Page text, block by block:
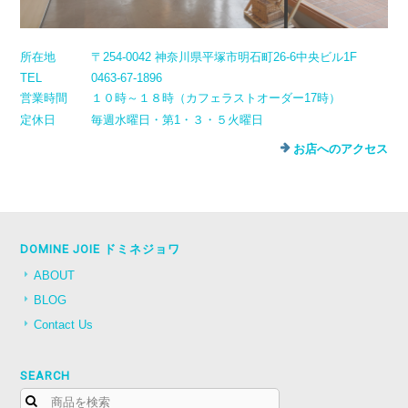
所在地
〒254-0042 神奈川県平塚市明石町26-6中央ビル1F
TEL
0463-67-1896
営業時間
１０時～１８時（カフェラストオーダー17時）
定休日
毎週水曜日・第1・３・５火曜日
お店へのアクセス
DOMINE JOIE ドミネジョワ
ABOUT
BLOG
Contact Us
SEARCH